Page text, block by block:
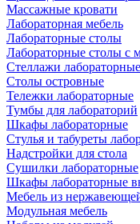
Массажные кровати
Лабораторная мебель
Лабораторные столы
Лабораторные столы с
Стеллажи лабораторные
Столы островные
Тележки лабораторные
Тумбы для лабораторий
Шкафы лабораторные
Стулья и табуреты
Надстройки для стола
Сушилки лабораторные
Шкафы лабораторные
Мебель из
Модульная мебель